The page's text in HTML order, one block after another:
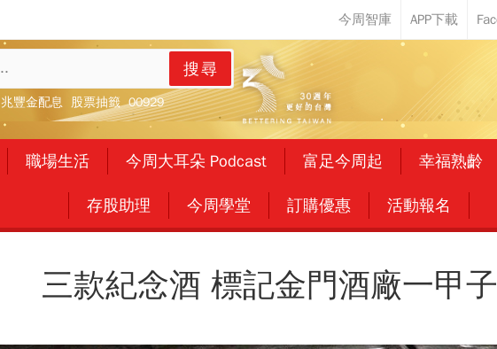
搜尋
兆豐金配息 股票抽籤 00929
職場生活 今周大耳朵 Podcast 富足今周起 幸福熟齡
存股助理 今周學堂 訂購優惠 活動報名
三款紀念酒 標記金門酒廠一甲子